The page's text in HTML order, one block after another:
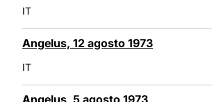
IT
Angelus, 12 agosto 1973
IT
Angelus, 5 agosto 1973